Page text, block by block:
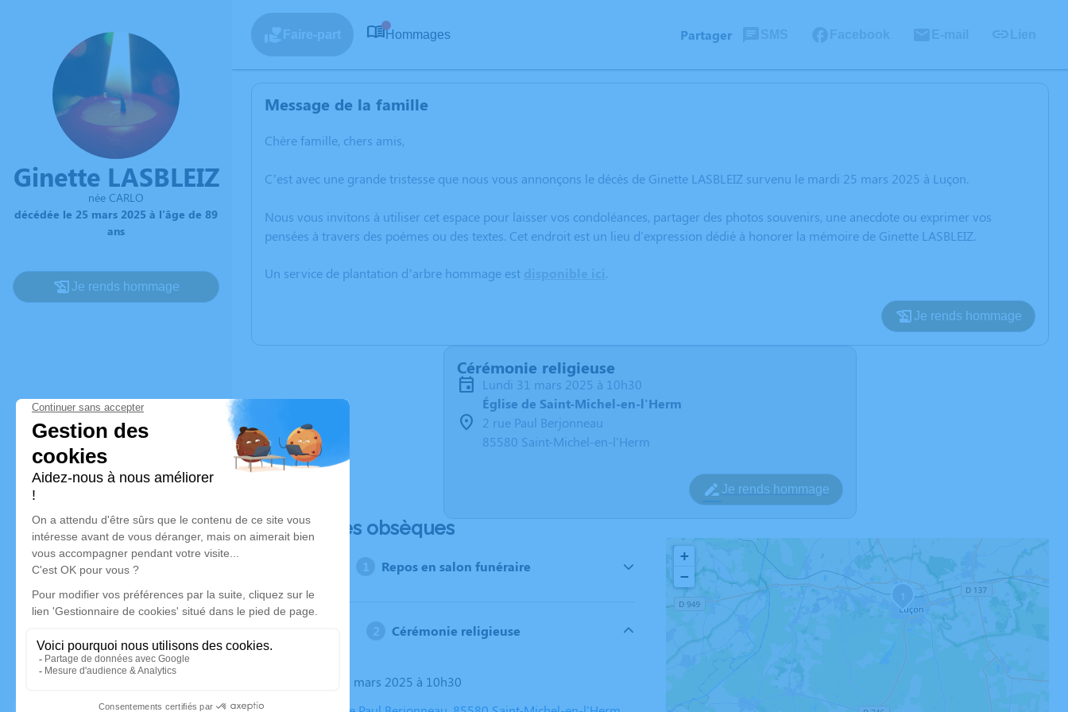
Ginette LASBLEIZ
née CARLO
décédée le 25 mars 2025 à l'âge de 89
ans
Je rends hommage
Hommages Partager
Message de la famille
Chère famille, chers amis,
C’est avec une grande tristesse que nous vous annonçons le décès de Ginette LASBLEIZ survenu le mardi 25 mars 2025 à Luçon.
Nous vous invitons à utiliser cet espace pour laisser vos condoléances, partager des photos souvenirs, une anecdote ou exprimer vos
pensées à travers des poèmes ou des textes. Cet endroit est un lieu d'expression dédié à honorer la mémoire de Ginette LASBLEIZ.
Un service de plantation d’arbre hommage est .
Je rends hommage
Cérémonie religieuse
lundi 31 mars 2025 à 10h30
Église de Saint-Michel-en-l'Herm
2 rue Paul Berjonneau
85580 Saint-Michel-en-l'Herm
Je rends hommage
Déroulé des obsèques
Repos en salon funéraire
Cérémonie religieuse
Le lundi 31 mars 2025 à 10h30
+
−